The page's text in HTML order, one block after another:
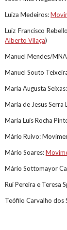
Luiza Medeiros:
Luiz Francisco
Alberto Vilaça)
Manuel Mendes/
Manuel Souto
Maria Augusta
Maria de Jesus
Maria Luís Rocha
Mário Ruivo:
Mário Soares:
Mário Sottomayor
Rui Pereira e Teresa
Teófilo Carvalho dos